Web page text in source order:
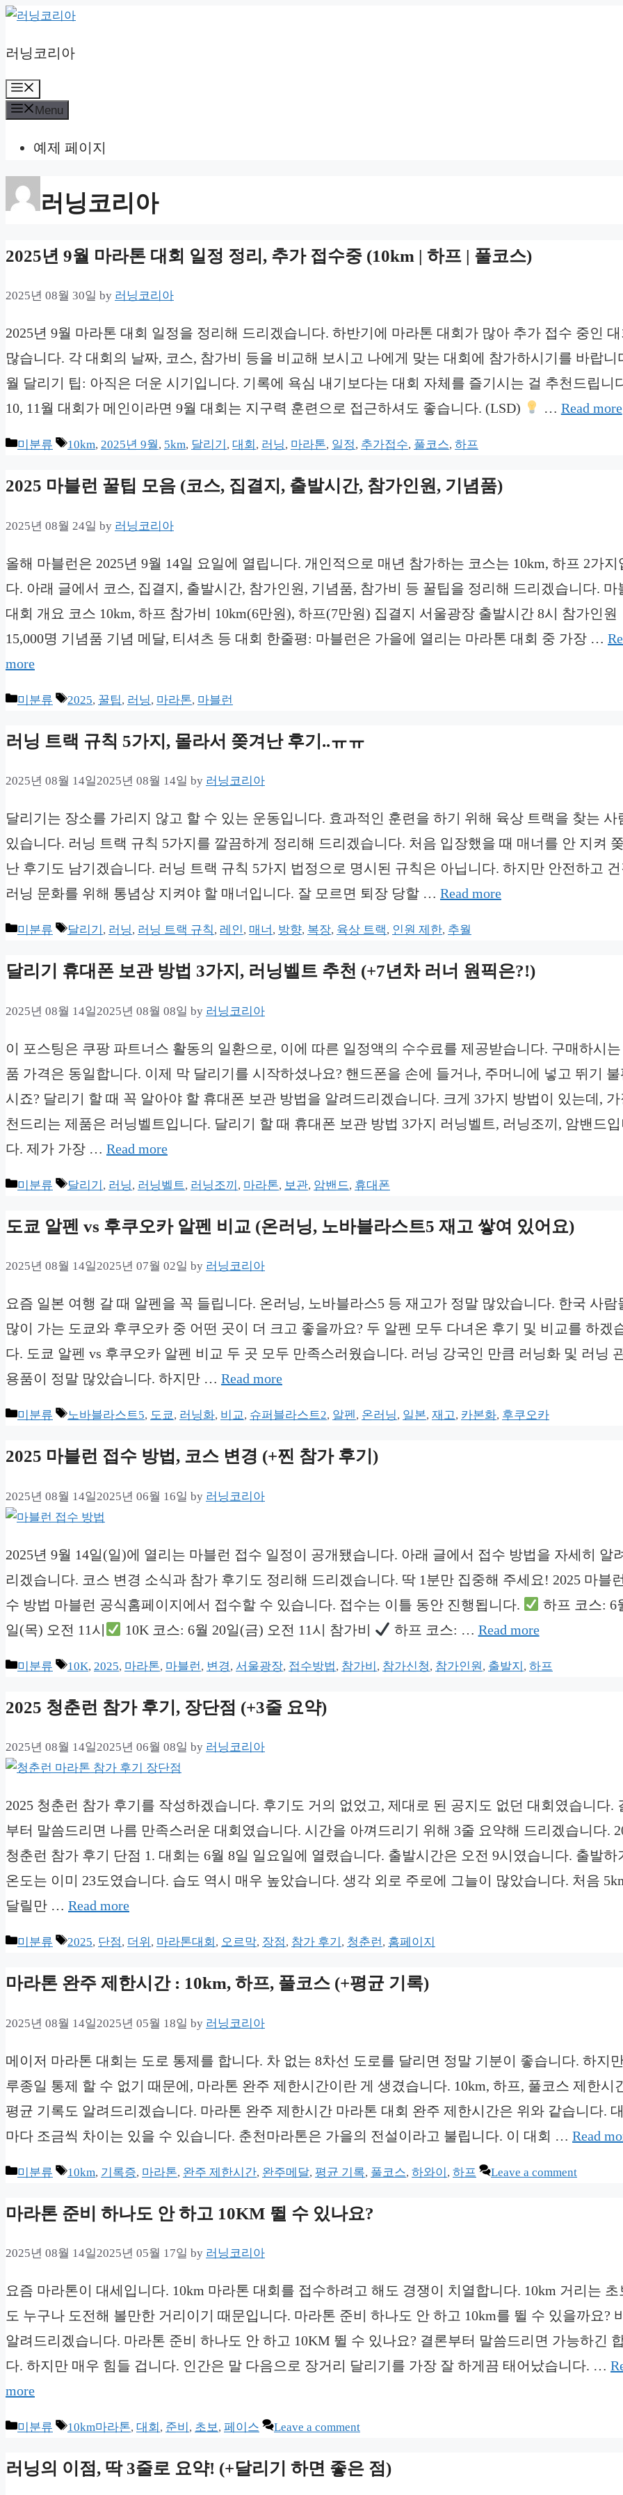
Skip
content
러닝코리아
Menu
예제 페이지
러닝코리아
2025년 9월 마라톤 대회 일정 정리, 추가 접수중 (10km | 하프 | 풀코스)
2025년 08월 30일 by 러닝코리아
2025년 9월 마라톤 대회 일정을 정리해 드리겠습니다. 하반기에 마라톤 대회가 많아 추가 접수 중인 대
많습니다. 각 대회의 날짜, 코스, 참가비 등을 비교해 보시고 나에게 맞는 대회에 참가하시기를 바랍니
월 달리기 팁: 아직은 더운 시기입니다. 기록에 욕심 내기보다는 대회 자체를 즐기시는 걸 추천드립니
10, 11월 대회가 메인이라면 9월 대회는 지구력 훈련으로 접근하셔도 좋습니다. (LSD)
… Read more
Categories
미분류 Tags
10km, 2025년 9월, 5km, 달리기 , 대회 , 러닝, 마라톤, 일정, 추가접수, 풀코스, 하프
2025 마블런 꿀팁 모음 (코스, 집결지, 출발시간, 참가인원, 기념품)
2025년 08월 24일 by 러닝코리아
올해 마블런은 2025년 9월 14일 요일에 열립니다. 개인적으로 매년 참가하는 코스는 10km, 하프 2가지
다. 아래 글에서 코스, 집결지, 출발시간, 참가인원, 기념품, 참가비 등 꿀팁을 정리해 드리겠습니다. 마
대회 개요 코스 10km, 하프 참가비 10km(6만원), 하프(7만원) 집결지 서울광장 출발시간 8시 참가인원
15,000명 기념품 기념 메달, 티셔츠 등 대회 한줄평: 마블런은 가을에 열리는 마라톤 대회 중 가장 …
more
Categories
미분류 Tags
2025, 꿀팁, 러닝, 마라톤, 마블런
러닝 트랙 규칙 5가지, 몰라서 쫒겨난 후기..ㅠㅠ
2025년 08월 14일2025년 08월 14일 by 러닝코리아
달리기는 장소를 가리지 않고 할 수 있는 운동입니다. 효과적인 훈련을 하기 위해 육상 트랙을 찾는 사
있습니다. 러닝 트랙 규칙 5가지를 깔끔하게 정리해 드리겠습니다. 처음 입장했을 때 매너를 안 지켜
난 후기도 남기겠습니다. 러닝 트랙 규칙 5가지 법정으로 명시된 규칙은 아닙니다. 하지만 안전하고
러닝 문화를 위해 통념상 지켜야 할 매너입니다. 잘 모르면 퇴장 당할 … Read more
Categories
미분류 Tags
달리기 , 러닝, 러닝 트랙 규칙, 레인, 매너 , 방향, 복장, 육상 트랙, 인원 제한, 추월
달리기 휴대폰 보관 방법 3가지, 러닝벨트 추천 (+7년차 러너 원픽은?!)
2025년 08월 14일 2025년 08월 08일 by 러닝코리아
이 포스팅은 쿠팡 파트너스 활동의 일환으로, 이에 따른 일정액의 수수료를 제공받습니다. 구매하시
품 가격은 동일합니다. 이제 막 달리기를 시작하셨나요? 핸드폰을 손에 들거나, 주머니에 넣고 뛰기
시죠? 달리기 할 때 꼭 알아야 할 휴대폰 보관 방법을 알려드리겠습니다. 크게 3가지 방법이 있는데, 가
천드리는 제품은 러닝벨트입니다. 달리기 할 때 휴대폰 보관 방법 3가지 러닝벨트, 러닝조끼, 암밴드입
다. 제가 가장 … Read more
Categories
미분류 Tags
달리기 , 러닝, 러닝벨트 , 러닝조끼 , 마라톤, 보관, 암밴드, 휴대폰
도쿄 알펜 vs 후쿠오카 알펜 비교 (온러닝, 노바블라스트5 재고 쌓여 있어요)
2025년 08월 14일2025년 07월 02일 by 러닝코리아
요즘 일본 여행 갈 때 알펜을 꼭 들립니다. 온러닝, 노바블라스5 등 재고가 정말 많았습니다. 한국 사람
많이 가는 도쿄와 후쿠오카 중 어떤 곳이 더 크고 좋을까요? 두 알펜 모두 다녀온 후기 및 비교를 하겠
다. 도쿄 알펜 vs 후쿠오카 알펜 비교 두 곳 모두 만족스러웠습니다. 러닝 강국인 만큼 러닝화 및 러닝
용품이 정말 많았습니다. 하지만 … Read more
Categories
미분류 Tags
노바블라스트5, 도쿄, 러닝화, 비교, 슈퍼블라스트2, 알펜, 온러닝, 일본, 재고, 카본화, 후쿠오카
2025 마블런 접수 방법, 코스 변경 (+찐 참가 후기)
2025년 08월 14일 2025년 06월 16일 by 러닝코리아
2025년 9월 14일(일)에 열리는 마블런 접수 일정이 공개됐습니다. 아래 글에서 접수 방법을 자세히 알
리겠습니다. 코스 변경 소식과 참가 후기도 정리해 드리겠습니다. 딱 1분만 집중해 주세요! 2025 마블
수 방법 마블런 공식홈페이지에서 접수할 수 있습니다. 접수는 이틀 동안 진행됩니다.
하프 코스: 6
일(목) 오전 11시
10K 코스: 6월 20일(금) 오전 11시 참가비 하프 코스: … Read more
Categories
미분류 Tags
10K, 2025, 마라톤, 마블런 , 변경, 서울광장, 접수방법, 참가비 , 참가신청, 참가인원 , 출발지 , 하프
2025 청춘런 참가 후기, 장단점 (+3줄 요약)
2025년 08월 14일2025년 06월 08일 by 러닝코리아
2025 청춘런 참가 후기를 작성하겠습니다. 후기도 거의 없었고, 제대로 된 공지도 없던 대회였습니다.
부터 말씀드리면 나름 만족스러운 대회였습니다. 시간을 아껴드리기 위해 3줄 요약해 드리겠습니다.
청춘런 참가 후기 단점 1. 대회는 6월 8일 일요일에 열렸습니다. 출발시간은 오전 9시였습니다. 출발하
온도는 이미 23도였습니다. 습도 역시 매우 높았습니다. 생각 외로 주로에 그늘이 많았습니다. 처음
달릴만 … Read more
Categories
미분류 Tags
2025, 단점, 더위 , 마라톤대회 , 오르막, 장점, 참가 후기 , 청춘런, 홈페이지
마라톤 완주 제한시간 : 10km, 하프, 풀코스 (+평균 기록)
2025년 08월 14일 2025년 05월 18일 by 러닝코리아
메이저 마라톤 대회는 도로 통제를 합니다. 차 없는 8차선 도로를 달리면 정말 기분이 좋습니다. 하지
루종일 통제 할 수 없기 때문에, 마라톤 완주 제한시간이란 게 생겼습니다. 10km, 하프, 풀코스 제한시
평균 기록도 알려드리겠습니다. 마라톤 완주 제한시간 마라톤 대회 완주 제한시간은 위와 같습니다.
마다 조금씩 차이는 있을 수 있습니다. 춘천마라톤은 가을의 전설이라고 불립니다. 이 대회 … Read
Categories
미분류 Tags
10km, 기록증, 마라톤, 완주 제한시간, 완주메달, 평균 기록, 풀코스, 하와이 , 하프 Leave a comment
마라톤 준비 하나도 안 하고 10KM 뛸 수 있나요?
2025년 08월 14일2025년 05월 17일 by 러닝코리아
요즘 마라톤이 대세입니다. 10km 마라톤 대회를 접수하려고 해도 경쟁이 치열합니다. 10km 거리는 초
도 누구나 도전해 볼만한 거리이기 때문입니다. 마라톤 준비 하나도 안 하고 10km를 뛸 수 있을까요?
알려드리겠습니다. 마라톤 준비 하나도 안 하고 10KM 뛸 수 있나요? 결론부터 말씀드리면 가능하긴
다. 하지만 매우 힘들 겁니다. 인간은 말 다음으로 장거리 달리기를 가장 잘 하게끔 태어났습니다. …
more
Categories
미분류 Tags
10km마라톤, 대회 , 준비 , 초보, 페이스 Leave a comment
러닝의 이점, 딱 3줄로 요약! (+달리기 하면 좋은 점)